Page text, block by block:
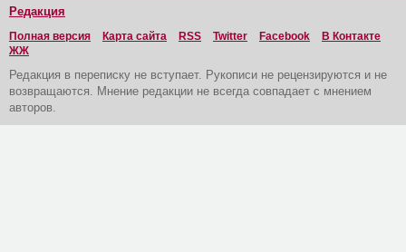
Редакция
Полная версия Карта сайта RSS Twitter Facebook
В Контакте
ЖЖ
Редакция в переписку не вступает. Рукописи не рецензируются и не
возвращаются. Мнение редакции не всегда совпадает с мнением
авторов.